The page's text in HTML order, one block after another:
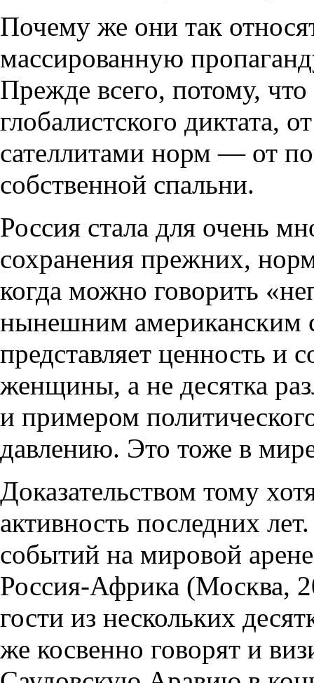
Почему же они так
массированную
Прежде всего, потому,
глобалистского
сателлитами норм — от
собственной спальни.
Россия стала для очень
сохранения прежних,
когда можно говорить
нынешним американским
представляет ценность и
женщины, а не десятка
и примером
давлению. Это тоже в
Доказательством тому
активность последних
событий на мировой
Россия-Африка (Москва,
гости из нескольких
же косвенно говорят и